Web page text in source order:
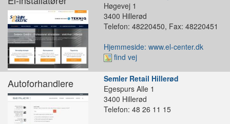
Høgevej 1
3400 Hillerød
Telefon: 48220450, Fax: 48220451
Hjemmeside: www.el-center.dk
find vej
Autoforhandlere
Semler Retail Hillerød
Egespurs Alle 1
3400 Hillerød
Telefon: 48 26 11 15